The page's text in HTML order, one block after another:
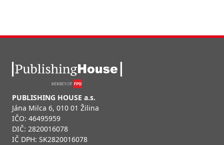
PUBLISHING HOUSE a.s.
Jána Milca 6, 010 01 Žilina
IČO: 46495959
DIČ: 2820016078
IČ DPH: SK2820016078